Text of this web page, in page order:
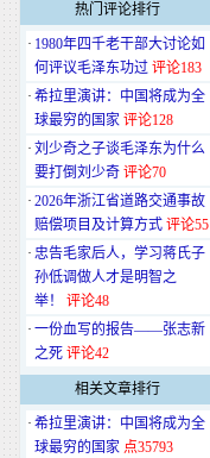
热门评论排行
· 1980年四千老干部大讨论如
何评议毛泽东功过 评论183
· 希拉里演讲：中国将成为全
球最穷的国家 评论128
· 刘少奇之子谈毛泽东为什么
要打倒刘少奇 评论70
· 2026年浙江省道路交通事故
赔偿项目及计算方式 评论55
· 忠告毛家后人，学习蒋氏子
孙低调做人才是明智之
举！
评论48
· 一份血写的报告——张志新
之死 评论42
相关文章排行
· 希拉里演讲：中国将成为全
球最穷的国家 点35793